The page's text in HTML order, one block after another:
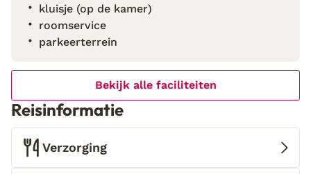
kluisje (op de kamer)
roomservice
parkeerterrein
Bekijk alle faciliteiten
Reisinformatie
Verzorging